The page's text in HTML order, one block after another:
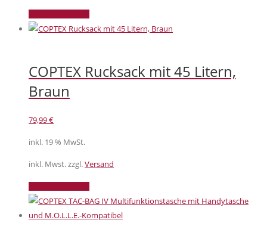
COPTEX Rucksack mit 45 Litern,
Braun
79,99€
inkl. 19 % MwSt.
inkl. Mwst. zzgl.Versand